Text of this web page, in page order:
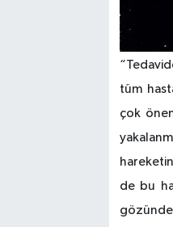
tüm
çok
de bu